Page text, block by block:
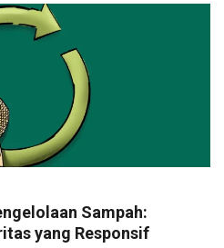
Sampah:
yang Responsif